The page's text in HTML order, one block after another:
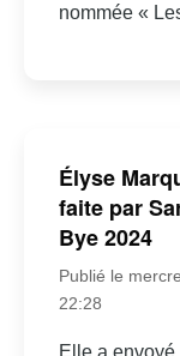
nommée «
Élyse
faite par
Bye 2024
Publié le
22:28